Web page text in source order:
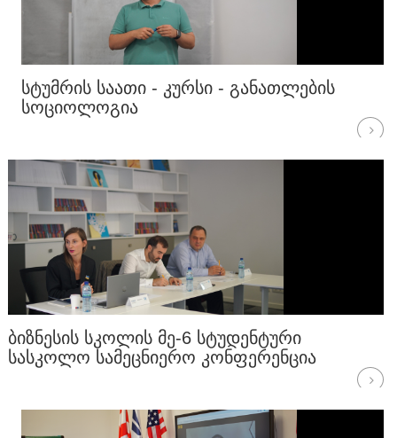
ᲡᲢᲣᲛᲠᲘᲡ ᲡᲐᲐᲗᲘ - ᲙᲣᲠᲡᲘ - ᲒᲐᲜᲐᲗᲚᲔᲑᲘᲡ
ᲡᲝᲪᲘᲝᲚᲝᲒᲘᲐ
ᲑᲘᲖᲜᲔᲡᲘᲡ ᲡᲙᲝᲚᲘᲡ ᲛᲔ-6 ᲡᲢᲣᲓᲔᲜᲢᲣᲠᲘ
ᲡᲐᲡᲙᲝᲚᲝ ᲡᲐᲛᲔᲪᲜᲘᲔᲠᲝ ᲙᲝᲜᲤᲔᲠᲔᲜᲪᲘᲐ